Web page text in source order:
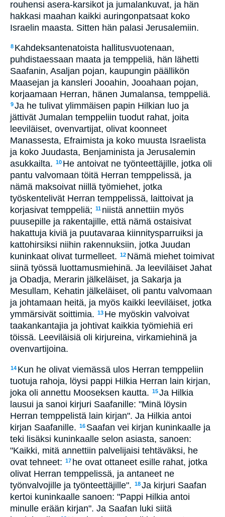
rouhensi asera-karsikot ja jumalankuvat, ja hän
hakkasi maahan kaikki auringonpatsaat koko
Israelin maasta. Sitten hän palasi Jerusalemiin.
8 Kahdeksantenatoista hallitusvuotenaan,
puhdistaessaan maata ja temppeliä, hän lähetti
Saafanin, Asaljan pojan, kaupungin päällikön
Maasejan ja kansleri Jooahin, Jooahaan pojan,
korjaamaan Herran, hänen Jumalansa, temppeliä.
9Ja he tulivat ylimmäisen papin Hilkian luo ja
jättivät Jumalan temppeliin tuodut rahat, joita
leeviläiset, ovenvartijat, olivat koonneet
Manassesta, Efraimista ja koko muusta Israelista
ja koko Juudasta, Benjaminista ja Jerusalemin
asukkailta. 10 He antoivat ne työnteettäjille, jotka oli
pantu valvomaan töitä Herran temppelissä, ja
nämä maksoivat niillä työmiehet, jotka
työskentelivät Herran temppelissä, laittoivat ja
korjasivat temppeliä; 11 niistä annettiin myös
puusepille ja rakentajille, että nämä ostaisivat
hakattuja kiviä ja puutavaraa kiinnitysparruiksi ja
kattohirsiksi niihin rakennuksiin, jotka Juudan
kuninkaat olivat turmelleet. 12 Nämä miehet toimivat
siinä työssä luottamusmiehinä. Ja leeviläiset Jahat
ja Obadja, Merarin jälkeläiset, ja Sakarja ja
Mesullam, Kehatin jälkeläiset, oli pantu valvomaan
ja johtamaan heitä, ja myös kaikki leeviläiset, jotka
ymmärsivät soittimia. 13 He myöskin valvoivat
taakankantajia ja johtivat kaikkia työmiehiä eri
töissä. Leeviläisiä oli kirjureina, virkamiehinä ja
ovenvartijoina.
14 Kun he olivat viemässä ulos Herran temppeliin
tuotuja rahoja, löysi pappi Hilkia Herran lain kirjan,
joka oli annettu Mooseksen kautta. 15Ja Hilkia
lausui ja sanoi kirjuri Saafanille: "Minä löysin
Herran temppelistä lain kirjan". Ja Hilkia antoi
kirjan Saafanille. 16 Saafan vei kirjan kuninkaalle ja
teki lisäksi kuninkaalle selon asiasta, sanoen:
"Kaikki, mitä annettiin palvelijaisi tehtäväksi, he
ovat tehneet: 17 he ovat ottaneet esille rahat, jotka
olivat Herran temppelissä, ja antaneet ne
työnvalvojille ja työnteettäjille". 18Ja kirjuri Saafan
kertoi kuninkaalle sanoen: "Pappi Hilkia antoi
minulle erään kirjan". Ja Saafan luki siitä